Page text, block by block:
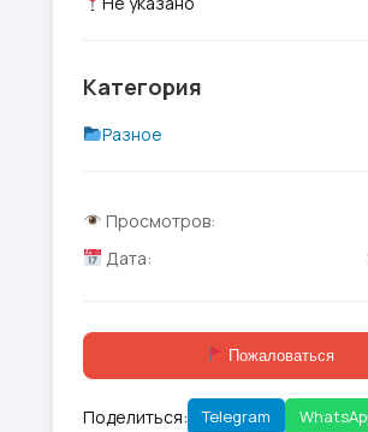
Категория
Разное
Просмотров:
Дата:
Пожаловаться
Поделиться: Telegram